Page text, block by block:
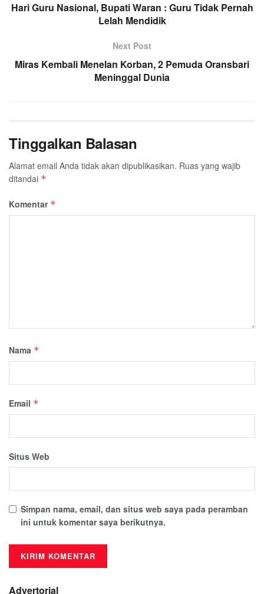
Hari Guru Nasional, Bupati Waran : Guru Tidak Pernah
Lelah Mendidik
Next Post
Miras Kembali Menelan Korban, 2 Pemuda Oransbari
Meninggal Dunia
Tinggalkan Balasan
Alamat email Anda tidak akan dipublikasikan. Ruas yang wajib
ditandai *
Komentar *
Nama *
Email *
Situs Web
Simpan nama, email, dan situs web saya pada peramban
ini untuk komentar saya berikutnya.
Advertorial